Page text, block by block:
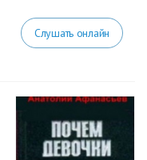
Слушать онлайн